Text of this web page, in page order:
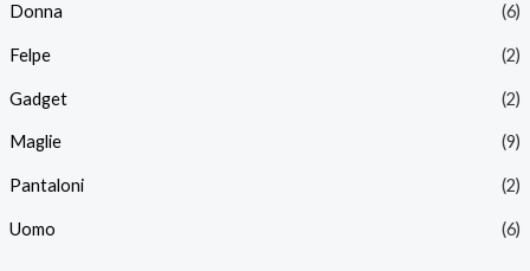
Donna (6)
Felpe (2)
Gadget (2)
Maglie (9)
Pantaloni (2)
Uomo (6)